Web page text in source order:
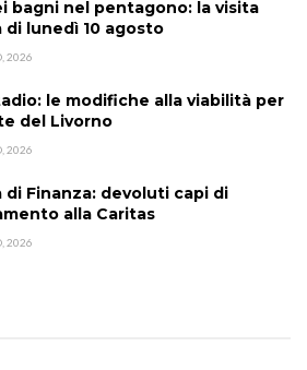
bagni nel pentagono: la visita
di lunedì 10 agosto
2026
le modifiche alla viabilità per
del Livorno
2026
di Finanza: devoluti capi di
alla Caritas
2026